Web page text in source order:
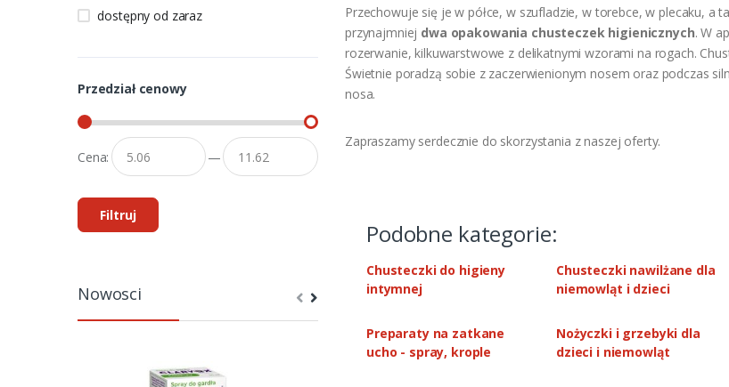
dostępny od zaraz
Przedział cenowy
Cena: —
Filtruj
Nowosci
Przechowuje się je w półce, w szufladzie, w torebce, w plecaku, a
przynajmniej dwa opakowania chusteczek higienicznych. W
rozerwanie, kilkuwarstwowe z delikatnymi wzorami na rogach.
Świetnie poradzą sobie z zaczerwienionym nosem oraz podczas
nosa.
Zapraszamy serdecznie do skorzystania z naszej oferty.
Podobne kategorie:
Chusteczki do higieny
intymnej
Chusteczki nawilżane dla
niemowląt i dzieci
Preparaty na zatkane
ucho - spray, krople
Nożyczki i grzebyki dla
dzieci i niemowląt